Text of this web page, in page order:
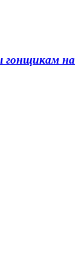
гонщикам на